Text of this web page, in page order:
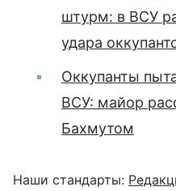
штурм: в ВСУ
удара
Оккупанты
ВСУ: майор
Бахмутом
Наши стандарты: